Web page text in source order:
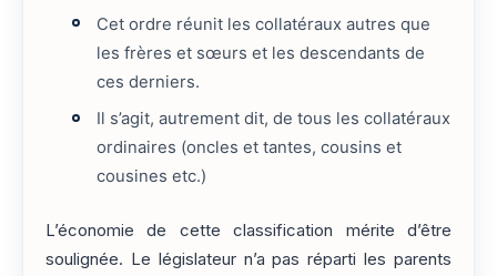
Cet ordre réunit les collatéraux autres que
les frères et sœurs et les descendants de
ces derniers.
Il s’agit, autrement dit, de tous les collatéraux
ordinaires (oncles et tantes, cousins et
cousines etc.)
L’économie de cette classification mérite d’être
soulignée. Le législateur n’a pas réparti les parents